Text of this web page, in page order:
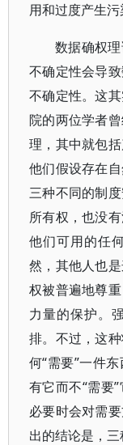
用和过度产生污
数据确权
不确定性会导
不确定性。这
院的两位学者
理，其中就包
他们假设存在
三种不同的制
所有权，也没
他们可用的任
然，其他人也
权被普遍地尊
力量的保护。
排。不过，这
何“需要”一件
有它而不“需要
必要时会对需
出的结论是，